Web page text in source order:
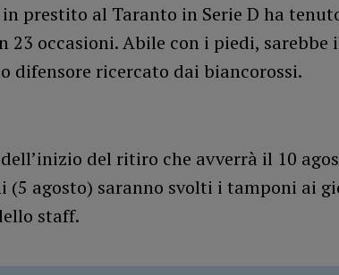
in prestito al Taranto in Serie D ha
23 occasioni. Abile con i piedi,
difensore ricercato dai biancorossi.
del ritiro che avverrà il 10
(5 agosto) saranno svolti i tamponi ai
staff.